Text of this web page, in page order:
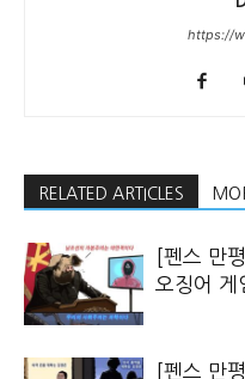
https://
RELATED ARTICLES
[펜스 만
오징어 게
[펜스 만